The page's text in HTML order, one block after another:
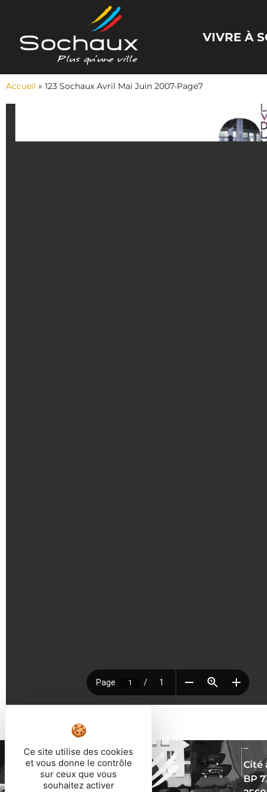
VIVRE À
Accueil » 123 Sochaux Avril Mai Juin 2007-Page7
Cité
BP
Panneau de gestion des cookies
Ce site utilise des cookies
et vous donne le contrôle
sur ceux que vous
souhaitez activer